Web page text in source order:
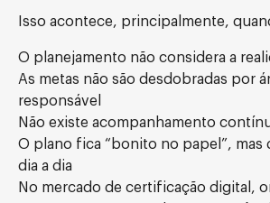
Isso acontece, principalmente,
O planejamento não considera a
As metas não são desdobradas por
responsável
Não existe acompanhamento
O plano fica “bonito no papel”, mas
dia a dia
No mercado de certificação digital,